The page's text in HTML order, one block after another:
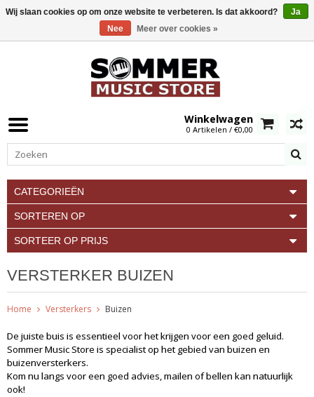
Winkelwagen
0 Artikelen / €0,00
CATEGORIEËN
SORTEREN OP
SORTEER OP PRIJS
VERSTERKER BUIZEN
Home Versterkers Buizen
De juiste buis is essentieel voor het krijgen voor een goed geluid.
Sommer Music Store is specialist op het gebied van buizen en
buizenversterkers.
Kom nu langs voor een goed advies, mailen of bellen kan natuurlijk
ook!
Wij slaan cookies op om onze website te verbeteren. Is dat akkoord?
Ja
Nee
Meer over cookies »